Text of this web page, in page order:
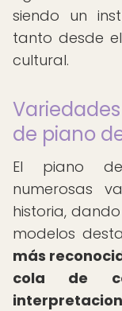
siendo un
tanto desde
cultural.
de piano
El piano
numerosas
historia,
modelos
más
cola de